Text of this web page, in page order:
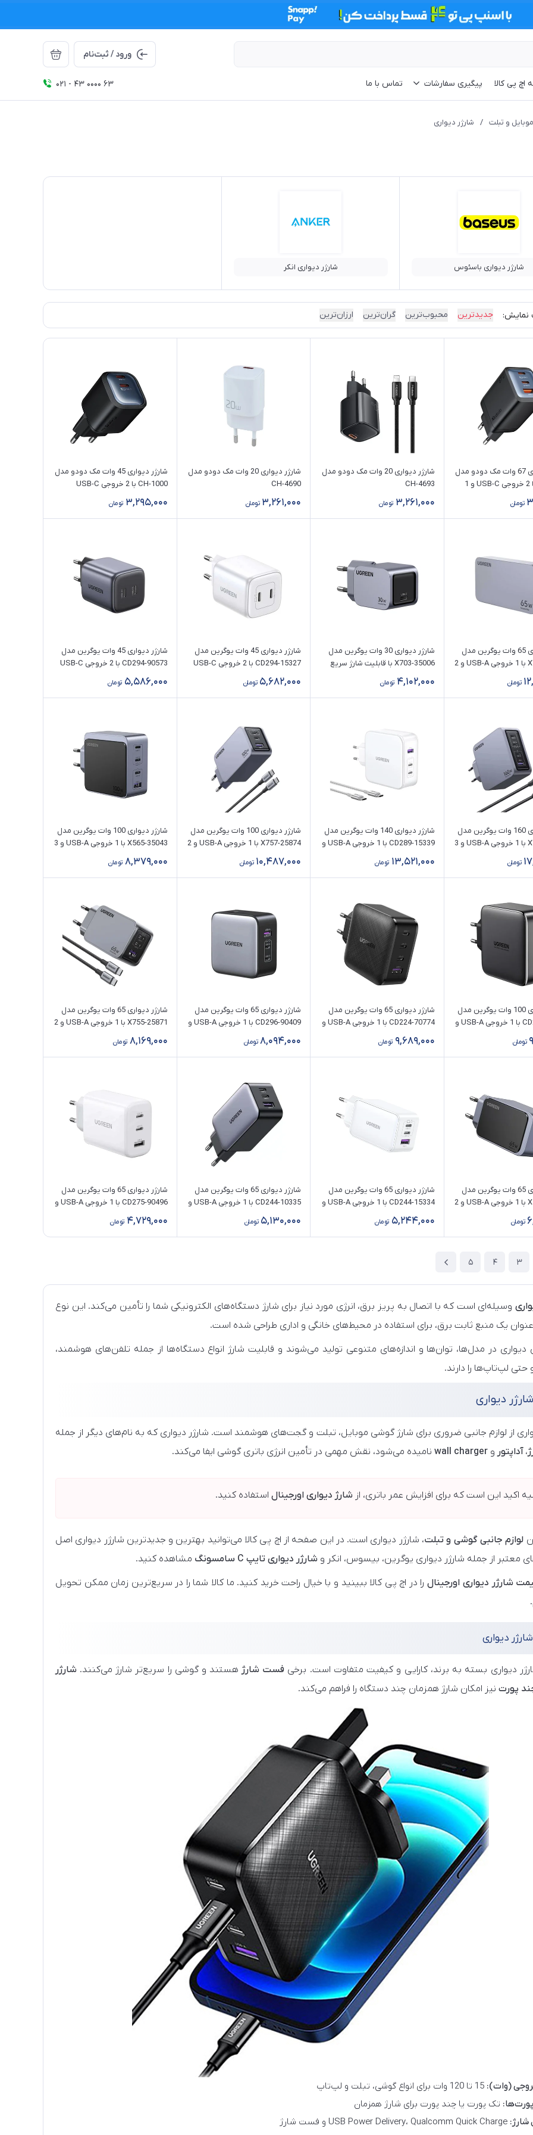
ورود / ثبت‌نام
اچ پی کالا پیگیری سفارشات تماس با ما 021 - 43 0000 63
و تبلت / شارژر دیواری
شارژر دیواری باسئوس شارژر دیواری انکر
نمایش: جدیدترین محبوب‌ترین گران‌ترین ارزان‌ترین
شارژر دیواری 67 وات مک دودو مدل
CH-0970 با 2 خروجی USB-C و 1
تومان
شارژر دیواری 20 وات مک دودو مدل
CH-4693
3,261,000 تومان
شارژر دیواری 20 وات مک دودو مدل
CH-4690
3,261,000 تومان
شارژر دیواری 45 وات مک دودو مدل
CH-1000 با 2 خروجی USB-C
3,295,000 تومان
شارژر دیواری 65 وات یوگرین مدل
X753-25356 با 1 خروجی USB-A و 2
تومان
شارژر دیواری 30 وات یوگرین مدل
X703-35006 با قابلیت شارژ سریع
4,102,000 تومان
شارژر دیواری 45 وات یوگرین مدل
CD294-15327 با 2 خروجی USB-C
5,682,000 تومان
شارژر دیواری 45 وات یوگرین مدل
CD294-90573 با 2 خروجی USB-C
5,586,000 تومان
شارژر دیواری 160 وات یوگرین مدل
X763-25877 با 1 خروجی USB-A و 3
تومان
شارژر دیواری 140 وات یوگرین مدل
CD289-15339 با 1 خروجی USB-A و
Type-C
13,521,000 تومان
شارژر دیواری 100 وات یوگرین مدل
X757-25874 با 1 خروجی USB-A و 2
10,487,000 تومان
شارژر دیواری 100 وات یوگرین مدل
X565-35043 با 1 خروجی USB-A و 3
خروجی USB-C
8,379,000 تومان
شارژر دیواری 100 وات یوگرین مدل
CD226-40747 با 1 خروجی USB-A و
تومان
شارژر دیواری 65 وات یوگرین مدل
CD224-70774 با 1 خروجی USB-A و
9,689,000 تومان
شارژر دیواری 65 وات یوگرین مدل
CD296-90409 با 1 خروجی USB-A و
8,094,000 تومان
شارژر دیواری 65 وات یوگرین مدل
X755-25871 با 1 خروجی USB-A و 2
8,169,000 تومان
شارژر دیواری 65 وات یوگرین مدل
X553-35042 با 1 خروجی USB-A و 2
تومان
شارژر دیواری 65 وات یوگرین مدل
CD244-15334 با 1 خروجی USB-A و
5,244,000 تومان
شارژر دیواری 65 وات یوگرین مدل
CD244-10335 با 1 خروجی USB-A و
5,130,000 تومان
شارژر دیواری 65 وات یوگرین مدل
CD275-90496 با 1 خروجی USB-A و
4,729,000 تومان
3
4
5
وسیله‌ای است که با اتصال به پریز برق، انرژی مورد نیاز برای شارژ دستگاه‌های الکترونیکی شما را تأمین می‌کند. این نوع
یک منبع ثابت برق، برای استفاده در محیط‌های خانگی و اداری طراحی شده است.
دیواری در مدل‌ها، توان‌ها و اندازه‌های متنوعی تولید می‌شوند و قابلیت شارژ انواع دستگاه‌ها از جمله تلفن‌های هوشمند،
حتی لپ‌تاپ‌ها را دارند.
دیواری
از لوازم جانبی ضروری برای شارژ گوشی موبایل، تبلت و گجت‌های هوشمند است. شارژر دیواری که به نام‌های دیگر از جمله
،آداپتور و wall charger نامیده می‌شود، نقش مهمی در تأمین انرژی باتری گوشی ایفا می‌کند.
اکید این است که برای افزایش عمر باتری، از شارژ دیواری اورجینال استفاده کنید.
لوازم جانبی گوشی و تبلت، شارژر دیواری است. در این صفحه از اچ پی کالا می‌توانید بهترین و جدیدترین شارژر دیواری اصل
معتبر از جمله شارژر دیواری یوگرین، بیسوس، انکر و شارژر دیواری تایپ C سامسونگ
مشاهده کنید.
شارژر دیواری اورجینال را در اچ پی کالا ببینید و با خیال راحت خرید کنید. ما کالا شما را در سریع‌ترین زمان ممکن تحویل
دیواری
دیواری بسته به برند، کارایی و کیفیت متفاوت است. برخی فست شارژ هستند و گوشی را سریع‌تر شارژ می‌کنند. شارژر
پورت نیز امکان شارژ همزمان چند دستگاه را فراهم می‌کند.
(وات):
تک پورت یا چند پورت برای شارژ همزمان
شارژ: